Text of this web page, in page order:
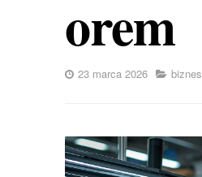
orem
23 marca 2026 biznes